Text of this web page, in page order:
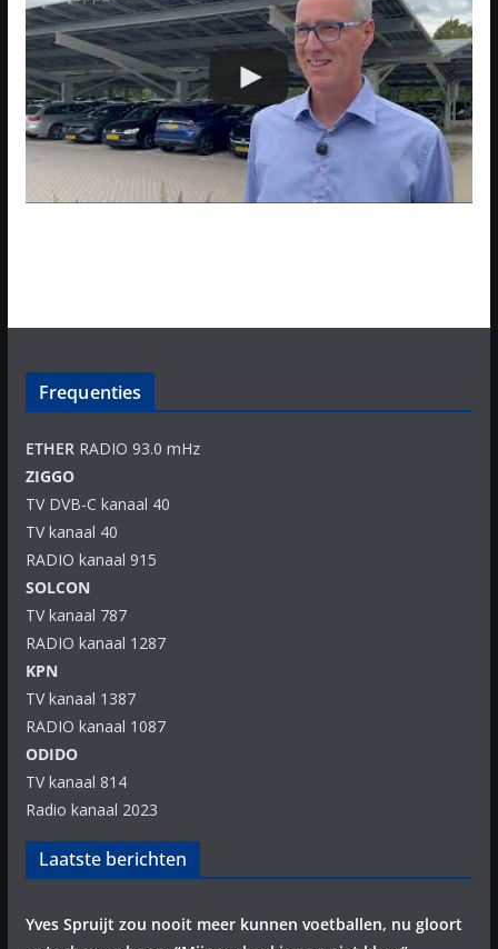
Frequenties
ETHERRADIO 93.0 mHz
ZIGGO
TV DVB-C kanaal 40
TV kanaal 40
RADIO kanaal 915
SOLCON
TV kanaal 787
RADIO kanaal 1287
KPN
TV kanaal 1387
RADIO kanaal 1087
ODIDO
TV kanaal 814
Radio kanaal 2023
Laatste berichten
Yves Spruijt zou nooit meer kunnen voetballen, nu gloort